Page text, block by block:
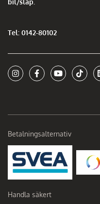
bil/släp.
Tel: 0142-80102
Betalningsalternativ
Handla säkert